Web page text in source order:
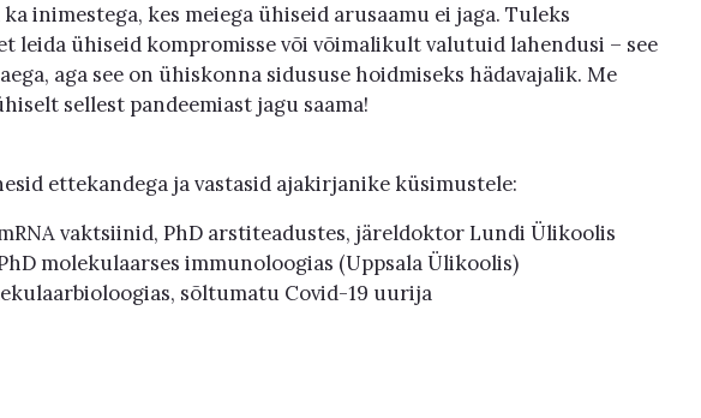
inimestega, kes meiega ühiseid arusaamu ei jaga. Tuleks
leida ühiseid kompromisse või võimalikult valutuid lahendusi – see
aga see on ühiskonna sidususe hoidmiseks hädavajalik. Me
sellest pandeemiast jagu saama!
ettekandega ja vastasid ajakirjanike küsimustele:
vaktsiinid, PhD arstiteadustes, järeldoktor Lundi Ülikoolis
molekulaarses immunoloogias (Uppsala Ülikoolis)
sõltumatu Covid-19 uurija